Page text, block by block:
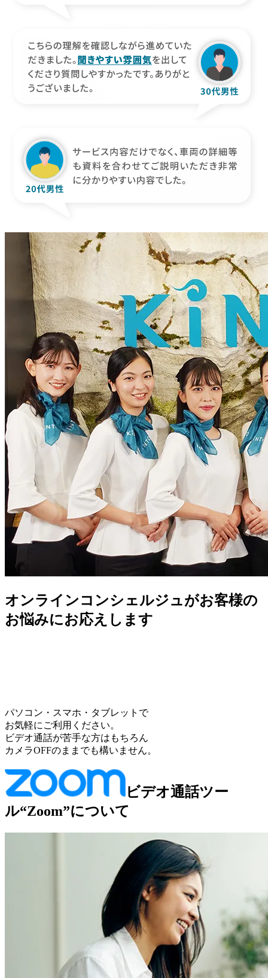
オンラインコンシェルジュがお客様の
お悩みにお応えします
パソコン・スマホ・タブレットで
お気軽にご利用ください。
ビデオ通話が苦手な方はもちろん
カメラOFFのままでも構いません。
ビデオ通話ツー
ル“Zoom”について